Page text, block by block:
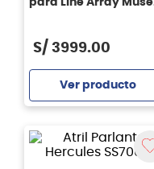
S/ 3999.00
Ver producto